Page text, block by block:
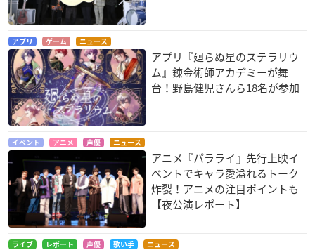
アプリ ゲーム ニュース
アプリ『廻らぬ星のステラリウ
ム』錬金術師アカデミーが舞
台！野島健児さんら18名が参加
イベント アニメ 声優 ニュース
アニメ『パラライ』先行上映イ
ベントでキャラ愛溢れるトーク
炸裂！アニメの注目ポイントも
【夜公演レポート】
ライブ レポート 声優 歌い手 ニュース